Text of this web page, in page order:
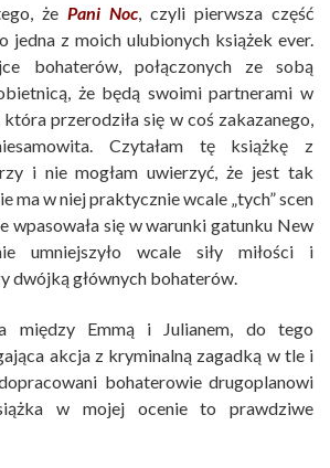
że Pani Noc, czyli pierwsza część
jedna z moich ulubionych książek ever.
bohaterów, połączonych ze sobą
że będą swoimi partnerami w
przerodziła się w coś zakazanego,
Czytałam tę książkę z
i nie mogłam uwierzyć, że jest tak
ma w niej praktycznie wcale „tych” scen
wpasowała się w warunki gatunku New
umniejszyło wcale siły miłości i
dwójką głównych bohaterów.
między Emmą i Julianem, do tego
akcja z kryminalną zagadką w tle i
bohaterowie drugoplanowi
w mojej ocenie to prawdziwe